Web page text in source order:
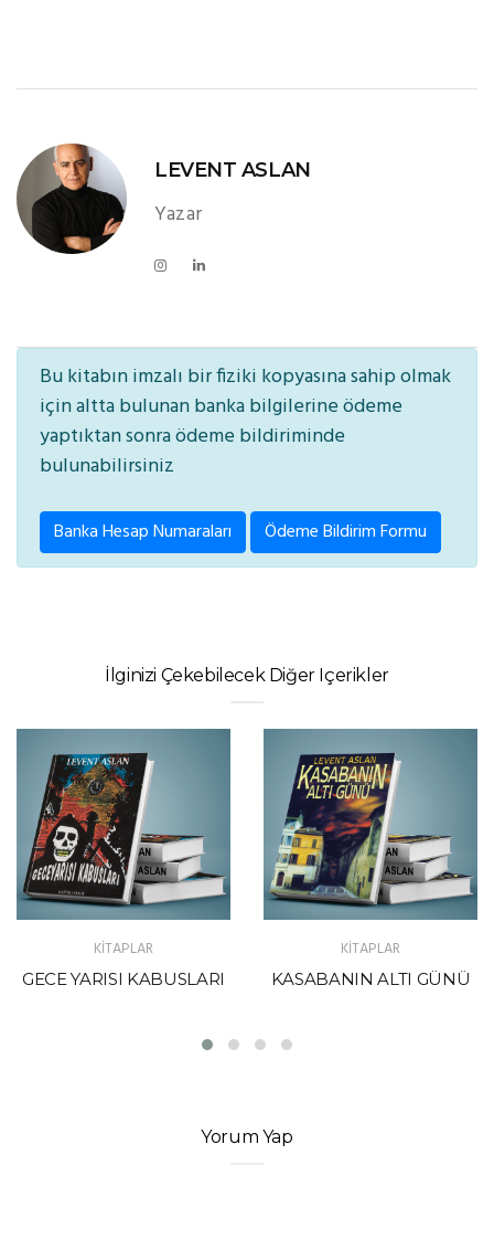
LEVENT ASLAN
Yazar
Bu kitabın imzalı bir fiziki kopyasına sahip olmak
için altta bulunan banka bilgilerine ödeme
yaptıktan sonra ödeme bildiriminde
bulunabilirsiniz
Banka Hesap Numaraları Ödeme Bildirim Formu
İlginizi Çekebilecek Diğer Içerikler
KİTAPLAR
GECE YARISI KABUSLARI
KİTAPLAR
KASABANIN ALTI GÜNÜ
Yorum Yap